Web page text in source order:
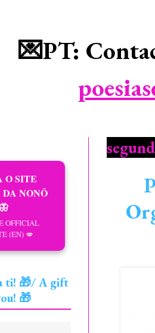
💌PT:
O SITE
DA NONÔ
🦋
OFFICIAL
(EN) 💋
ti! 🎁/ A gift
🎁